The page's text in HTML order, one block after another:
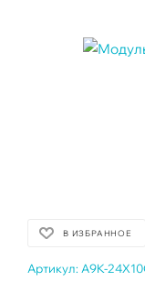
В ИЗБРАННОЕ
Артикул: A9K-